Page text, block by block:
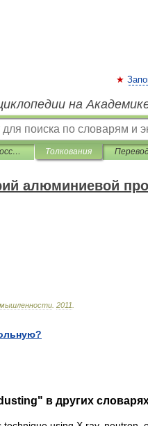
на
Англо-русский глоссарий алюминиевой промышленности Толкования
алюминиевой
2011
в других